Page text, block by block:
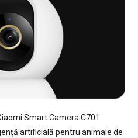
Smart Camera C701
artificială pentru animale de